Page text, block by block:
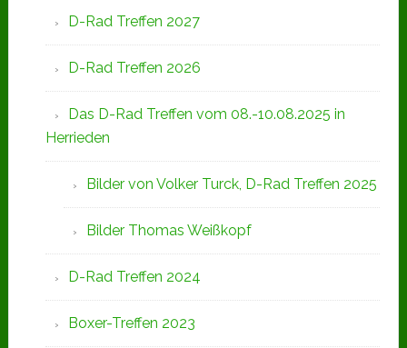
D-Rad Treffen 2027
D-Rad Treffen 2026
Das D-Rad Treffen vom 08.-10.08.2025 in
Herrieden
Bilder von Volker Turck, D-Rad Treffen 2025
Bilder Thomas Weißkopf
D-Rad Treffen 2024
Boxer-Treffen 2023